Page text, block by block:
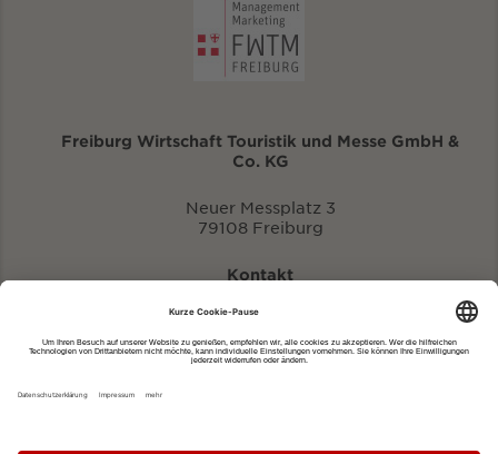
Freiburg Wirtschaft Touristik und Messe GmbH &
Co. KG
Neuer Messplatz 3
79108 Freiburg
Kontakt
eventportal@fwtm.de